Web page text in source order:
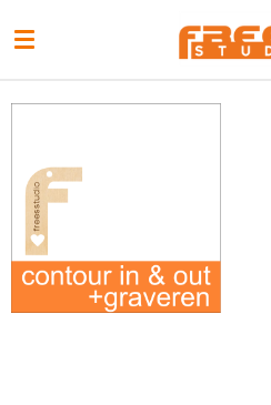
direct
de